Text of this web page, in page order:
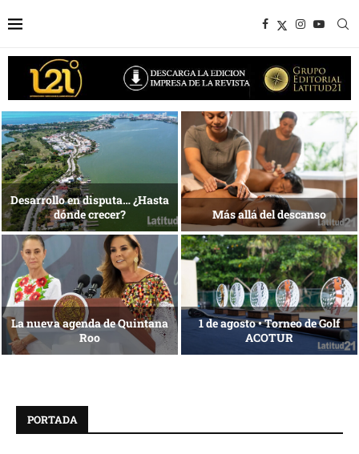
1 al 28 de agosto •
Fundación Isleña
Energía que Impulsa la
competitividad
Reconocimiento de viajeros La esencia del servicio
PORTADA